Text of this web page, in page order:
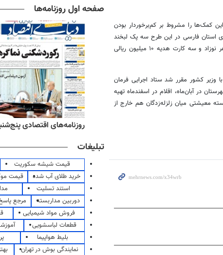
کمک‌ها را مشروط بر کم‌برخوردار بودن
استان فارسی در این طرح سه پک لبخند
مادری به ارزش ۵۰ میلیون ریال، ۷۲ بسته پوشک برای مصرف شش ماه هر نوزاد و سه کارت هدیه ۱۰ میلیون ریالی
وزیر کشور مقرر شد ستاد اجرایی فرمان
در آبان‌ماه، اقلام در اسفندماه تهیه
معیشتی میان زلزله‌زدگان هم خارج از
صفحه اول روزنامه‌ها
روزنامه‌های اقتصادی پنج‌شنبه ۱۵ مرداد
تبلیغات
قیمت شیشه سکوریت
خرید طلای آب شده
قیمت
استند تسلیت
دوربین مداربسته
مرجع
فروش مواد شیمیایی
قطعات لباسشویی
بلیط هواپیما
نمایندگی بوش در تهران